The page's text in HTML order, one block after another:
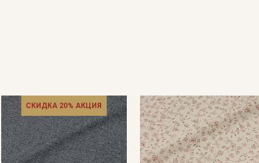
СКИДКА 20% АКЦИЯ
информационных рассылок